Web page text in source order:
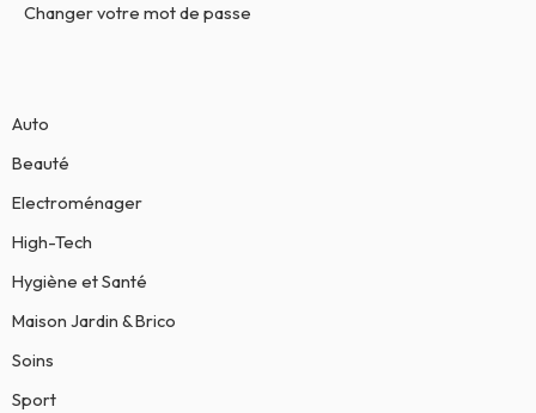
Changer votre mot de passe
Auto
Beauté
Electroménager
High-Tech
Hygiène et Santé
Maison Jardin & Brico
Soins
Sport